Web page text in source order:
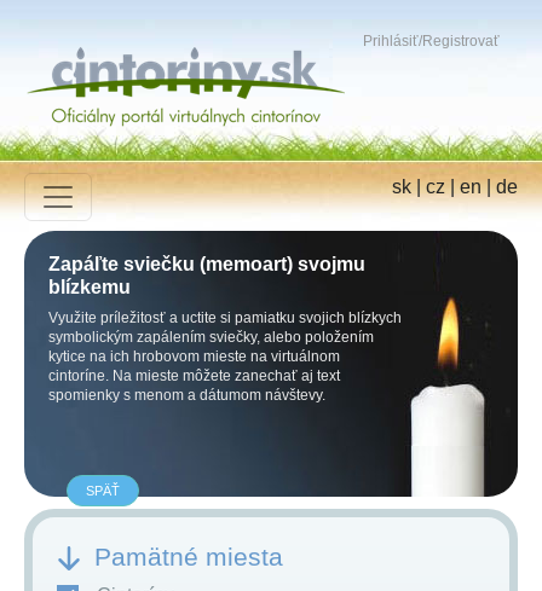
Prihlásiť/Registrovať
sk|cz|en|de
Zapáľte sviečku (memoart) svojmu
blízkemu
Využite príležitosť a uctite si pamiatku svojich blízkych
symbolickým zapálením sviečky, alebo položením
kytice na ich hrobovom mieste na virtuálnom
cintoríne. Na mieste môžete zanechať aj text
spomienky s menom a dátumom návštevy.
SPÄŤ
Pamätné miesta